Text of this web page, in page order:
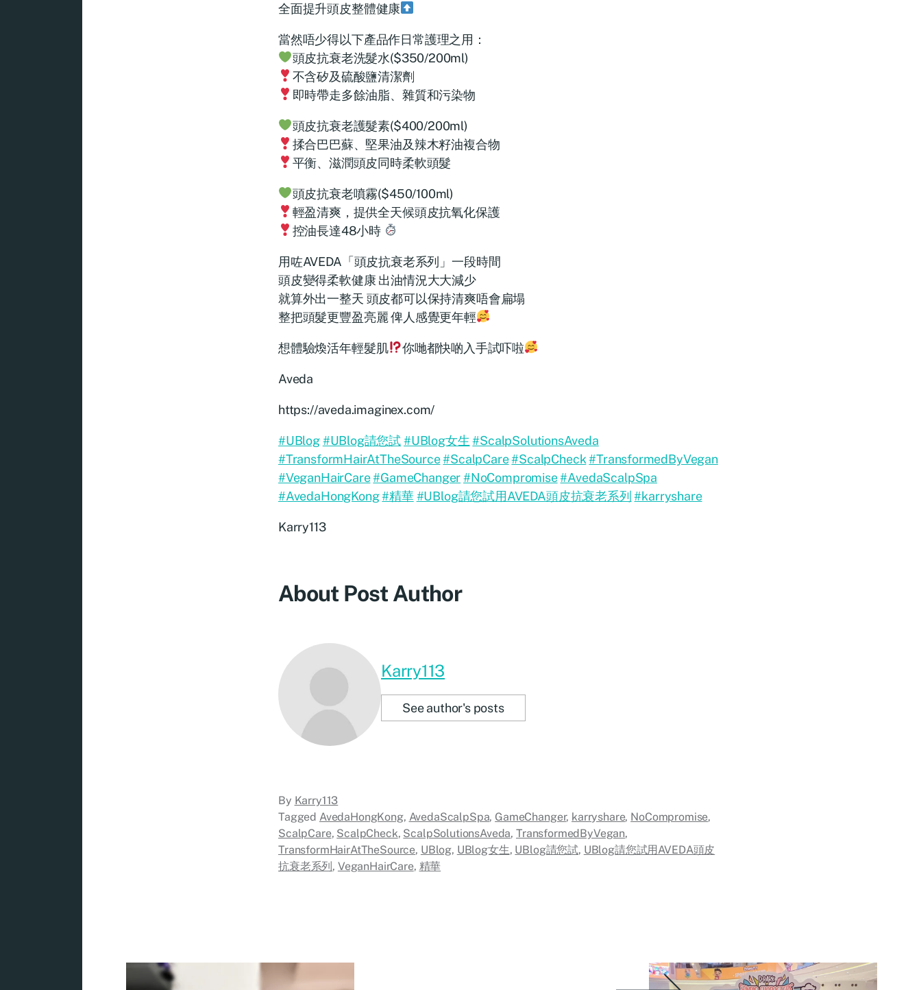
全面提升頭皮整體健康
當然唔少得以下產品作日常護理之用：
頭皮抗衰老洗髮水($350/200ml)
不含矽及硫酸鹽清潔劑
即時帶走多餘油脂、雜質和污染物
頭皮抗衰老護髮素($400/200ml)
揉合巴巴蘇、堅果油及辣木籽油複合物
平衡、滋潤頭皮同時柔軟頭髮
頭皮抗衰老噴霧($450/100ml)
輕盈清爽，提供全天候頭皮抗氧化保護
控油長達48小時
用咗AVEDA「頭皮抗衰老系列」一段時間
頭皮變得柔軟健康 出油情況大大減少
就算外出一整天 頭皮都可以保持清爽唔會扁塌
整把頭髮更豐盈亮麗 俾人感覺更年輕
想體驗煥活年輕髮肌 你哋都快啲入手試吓啦
Aveda
https://aveda.imaginex.com/
#UBlog#UBlog請您試#UBlog女生 #ScalpSolutionsAveda
#TransformHairAtTheSource#ScalpCare#ScalpCheck #TransformedByVegan
#VeganHairCare#GameChanger#NoCompromise#AvedaScalpSpa
#AvedaHongKong#精華 #UBlog請您試用AVEDA頭皮抗衰老系列 #karryshare
Karry113
About Post Author
Karry113
See author's posts
By Karry113
Tagged AvedaHongKong, AvedaScalpSpa, GameChanger, karryshare, NoCompromise,
ScalpCare, ScalpCheck, ScalpSolutionsAveda, TransformedByVegan,
TransformHairAtTheSource, UBlog, UBlog女生, UBlog請您試, UBlog請您試用AVEDA頭皮
抗衰老系列, VeganHairCare, 精華